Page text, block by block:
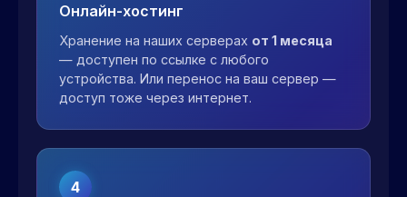
Онлайн-хостинг
Хранение на наших серверах от 1 месяца
— доступен по ссылке с любого
устройства. Или перенос на ваш сервер —
доступ тоже через интернет.
4